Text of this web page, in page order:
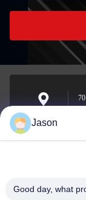
elektroniczna
Jason
Good day, what